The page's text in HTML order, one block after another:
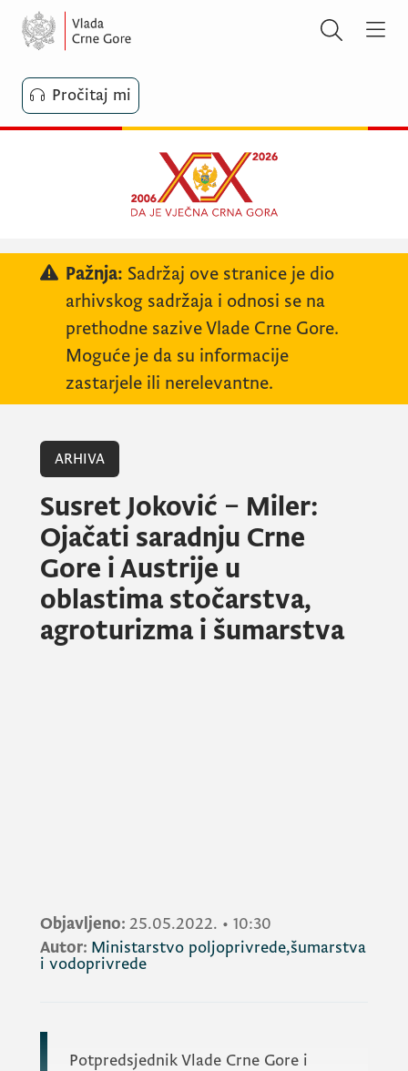
Pročitaj mi
Pažnja: Sadržaj ove stranice je dio
arhivskog sadržaja i odnosi se na
prethodne sazive Vlade Crne Gore.
Moguće je da su informacije
zastarjele ili nerelevantne.
ARHIVA
Susret Joković – Miler:
Ojačati saradnju Crne
Gore i Austrije u
oblastima stočarstva,
agroturizma i šumarstva
Objavljeno: 25.05.2022. • 10:30
Autor: Ministarstvo poljoprivrede,šumarstva
i vodoprivrede
Potpredsjednik Vlade Crne Gore i